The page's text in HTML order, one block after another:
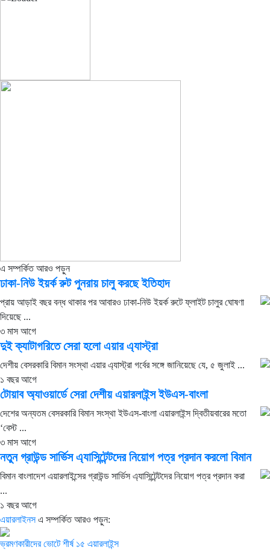
এ সম্পর্কিত আরও পড়ুন
ঢাকা-নিউ ইয়র্ক রুট পুনরায় চালু করছে ইতিহাদ
প্রায় আড়াই বছর বন্ধ থাকার পর আবারও ঢাকা-নিউ ইয়র্ক রুটে ফ্লাইট চালুর ঘোষণা
দিয়েছে ...
৩ মাস আগে
দুই ক্যাটাগরিতে সেরা হলো এয়ার এ্যাস্ট্রা
দেশীয় বেসরকারি বিমান সংস্থা এয়ার এ্যাস্ট্রা গর্বের সঙ্গে জানিয়েছে যে, ৫ জুলাই ...
১ বছর আগে
টোয়াব অ্যাওয়ার্ডে সেরা দেশীয় এয়ারলাইন্স ইউএস-বাংলা
দেশের অন্যতম বেসরকারি বিমান সংস্থা ইউএস-বাংলা এয়ারলাইন্স দ্বিতীয়বারের মতো
‘বেস্ট ...
৩ মাস আগে
নতুন গ্রাউন্ড সার্ভিস এ্যাসিন্টেন্টদের নিয়োগ পত্র প্রদান করলো বিমান
বিমান বাংলাদেশ এয়ারলাইন্সের গ্রাউন্ড সার্ভিস এ্যাসিন্টেন্টদের নিয়োগ পত্র প্রদান করা
...
১ বছর আগে
এয়ারলাইনসএ সম্পর্কিত আরও পড়ুন:
ভ্রমণকারীদের ভোটে শীর্ষ ১৫ এয়ারলাইন্স